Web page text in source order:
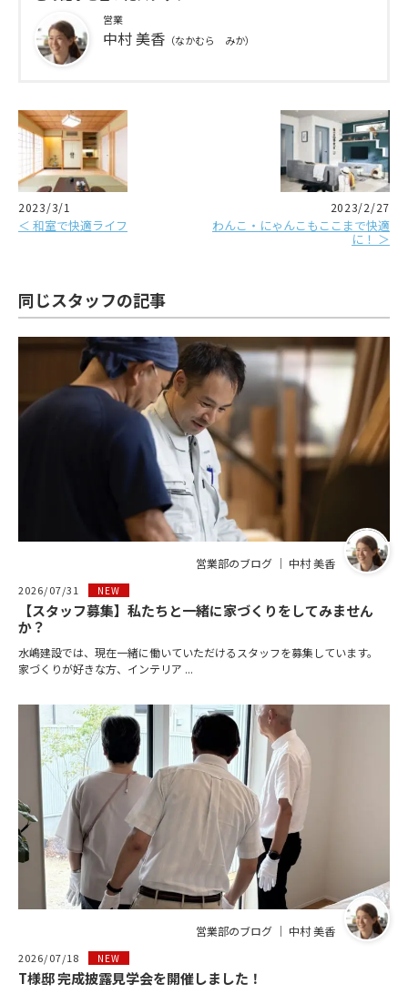
営業
中村 美香 （なかむら みか）
2023/3/1
＜ 和室で快適ライフ
2023/2/27
わんこ・にゃんこもここまで快適
に！ ＞
同じスタッフの記事
営業部のブログ ｜ 中村 美香
2026/07/31 NEW
【スタッフ募集】私たちと一緒に家づくりをしてみません
か？
水嶋建設では、現在一緒に働いていただけるスタッフを募集しています。
家づくりが好きな方、インテリア ...
営業部のブログ ｜ 中村 美香
2026/07/18 NEW
T様邸 完成披露見学会を開催しました！